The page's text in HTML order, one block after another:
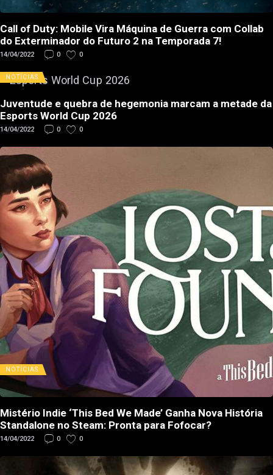
Call of Duty: Mobile Vira Máquina de Guerra com Collab
do Exterminador do Futuro 2 na Temporada 7!
14/04/2022 0 0
NOTÍCIAS
Juventude e quebra de hegemonia marcam a metade da
Esports World Cup 2026
14/04/2022 0 0
NOTÍCIAS
Mistério Indie ‘This Bed We Made’ Ganha Nova História
Standalone no Steam: Pronta para Fofocar?
14/04/2022 0 0